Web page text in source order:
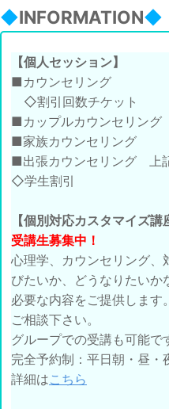
◆INFORMATION◆
【個人セッション】
■カウンセリン
◇割引回数チケッ
■カップルカウンセリ
■家族カウンセリン
■出張カウンセリング 上
◇学生割引 上記
【個別対応カスタマイズ講
受講生募集中！
心理学、カウンセリング、
びたいか、どうなりたいか
必要な内容をご提供します
ご相談下さい。
グループでの受講も可能で
完全予約制：平日朝・昼・
詳細はこちら